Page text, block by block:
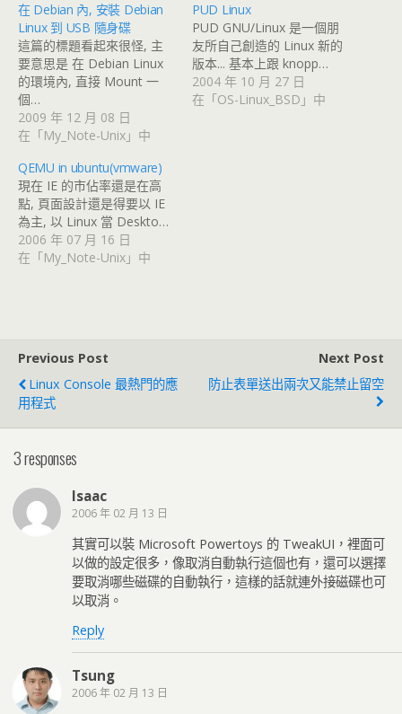
在 Debian 內, 安裝 Debian
Linux 到 USB 隨身碟
這篇的標題看起來很怪, 主
要意思是 在 Debian Linux
的環境內, 直接 Mount 一
個…
2009 年 12 月 08 日
在「My_Note-Unix」中
PUD Linux
PUD GNU/Linux 是一個朋
友所自己創造的 Linux 新的
版本... 基本上跟 knopp…
2004 年 10 月 27 日
在「OS-Linux_BSD」中
QEMU in ubuntu(vmware)
現在 IE 的市佔率還是在高
點, 頁面設計還是得要以 IE
為主, 以 Linux 當 Deskto…
2006 年 07 月 16 日
在「My_Note-Unix」中
Previous Post
Linux Console 最熱門的應
用程式
Next Post
防止表單送出兩次又能禁止留空
3 responses
Isaac
2006 年 02 月 13 日
其實可以裝 Microsoft Powertoys 的 TweakUI，裡面可
以做的設定很多，像取消自動執行這個也有，還可以選擇
要取消哪些磁碟的自動執行，這樣的話就連外接磁碟也可
以取消。
Reply
Tsung
2006 年 02 月 13 日